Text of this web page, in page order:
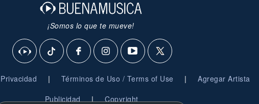
¡Somos lo que te mueve!
| Términos de Uso / Terms of Use | Agregar Artista
Publicidad | Copyright